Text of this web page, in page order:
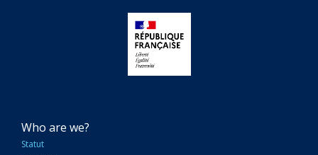
NAVIGATION
PRINCIPALE
Who are we?
Statut